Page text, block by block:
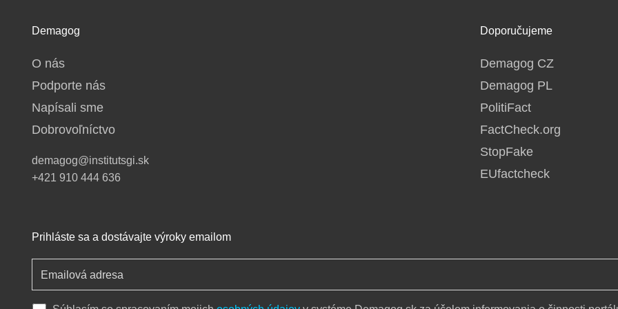
Demagog
O nás
Podporte nás
Napísali sme
Dobrovoľníctvo
demagog@institutsgi.sk
+421 910 444 636
Doporučujeme
Demagog CZ
Demagog PL
PolitiFact
FactCheck.org
StopFake
EUfactcheck
Prihláste sa a dostávajte výroky emailom